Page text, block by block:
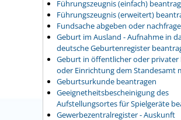
Führungszeugnis (einfach)
Führungszeugnis (erweitert)
Fundsache abgeben oder
Geburt im Ausland - Aufnahme in
deutsche Geburtenregister
Geburt in öffentlicher oder privater
oder Einrichtung dem Standesamt
Geburtsurkunde beantragen
Geeignetheitsbescheinigung des
Aufstellungsortes für Spielgeräte
Gewerbezentralregister - Auskunft